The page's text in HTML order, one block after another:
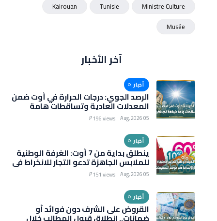
Ministre Culture
Tunisie
Kairouan
Musée
آخر الأخبار
أخبار
الرصد الجوي: درجات الحرارة في أوت ضمن
المعدلات العادية وتساقطات هامة
متوقعة في الخريف
05 Aug, 2026
196 views
أخبار
ينطلق بداية من 7 أوت: الغرفة الوطنية
للملابس الجاهزة تدعو التجار للانخراط في
موسم التخفيضات الصيفية
05 Aug, 2026
151 views
أخبار
القروض على الشرف دون فوائد أو
ضمانات.. انطلاق قبول المطالب خلال